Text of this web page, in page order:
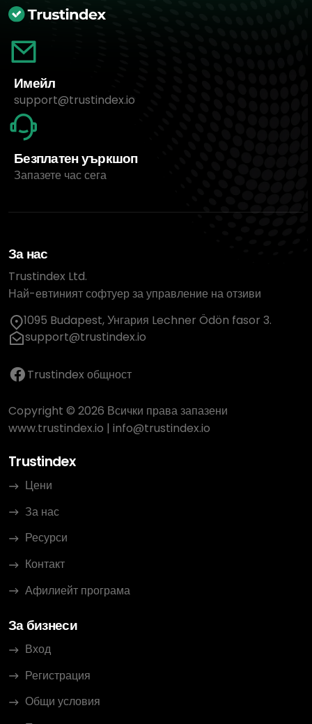
Имейл
support@trustindex.io
Безплатен уъркшоп
Запазете час сега
За нас
Trustindex Ltd.
Най-евтиният софтуер за управление на отзиви
1095 Budapest, Унгария Lechner Ödön fasor 3.
support@trustindex.io
Trustindex общност
Copyright © 2026 Всички права запазени
www.trustindex.io | info@trustindex.io
Trustindex
Цени
За нас
Ресурси
Контакт
Афилиейт програма
За бизнеси
Вход
Регистрация
Общи условия